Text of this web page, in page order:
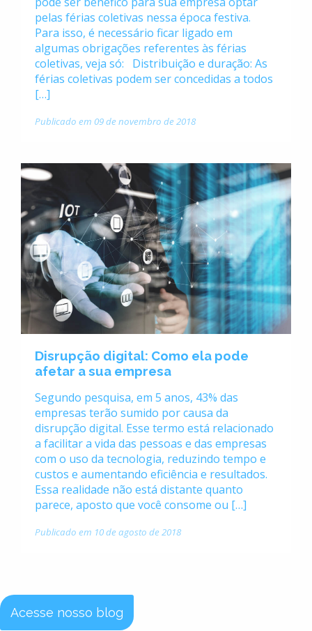
pelas férias coletivas nessa época festiva.
Para isso, é necessário ficar ligado em
algumas obrigações referentes às férias
coletivas, veja só: Distribuição e duração: As
férias coletivas podem ser concedidas a todos
[…]
Publicado em 09 de novembro de 2018
Disrupção digital: Como ela pode
afetar a sua empresa
Segundo pesquisa, em 5 anos, 43% das
empresas terão sumido por causa da
disrupção digital. Esse termo está relacionado
a facilitar a vida das pessoas e das empresas
com o uso da tecnologia, reduzindo tempo e
custos e aumentando eficiência e resultados.
Essa realidade não está distante quanto
parece, aposto que você consome ou […]
Publicado em 10 de agosto de 2018
Acesse nosso blog